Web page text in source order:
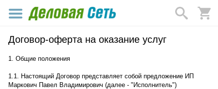
Договор-оферта на оказание услуг
1. Общие положения
1.1. Настоящий Договор представляет собой предложение ИП
Маркович Павел Владимирович (далее - "Исполнитель")